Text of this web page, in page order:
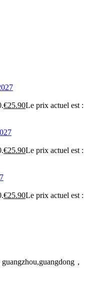
€25.90Le prix actuel est :
€25.90Le prix actuel est :
€25.90Le prix actuel est :
，